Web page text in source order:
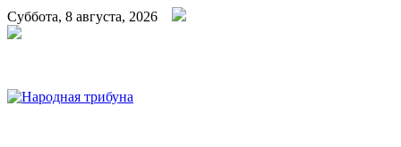
Суббота, 8 августа, 2026